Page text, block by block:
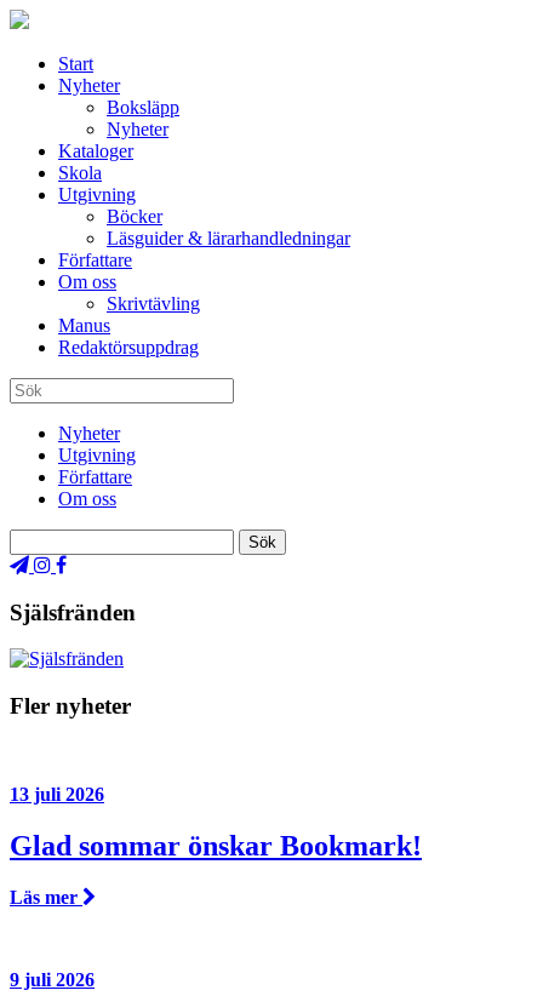
Start
Nyheter
Boksläpp
Nyheter
Kataloger
Skola
Utgivning
Böcker
Läsguider & lärarhandledningar
Författare
Om oss
Skrivtävling
Manus
Redaktörsuppdrag
Nyheter
Utgivning
Författare
Om oss
Själsfränden
Fler nyheter
13 juli 2026
Glad sommar önskar Bookmark!
Läs mer
9 juli 2026